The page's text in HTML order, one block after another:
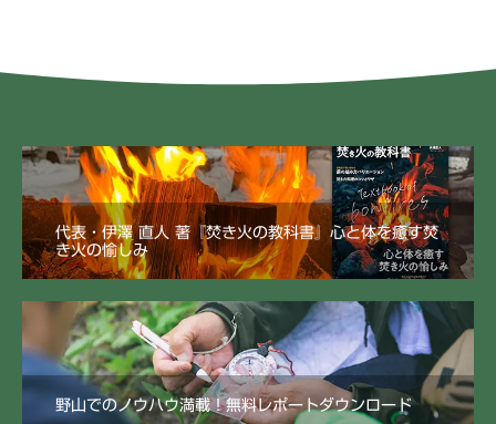
代表・伊澤 直人 著『焚き火の教科書』心と体を癒す焚
き火の愉しみ
野山でのノウハウ満載！無料レポートダウンロード